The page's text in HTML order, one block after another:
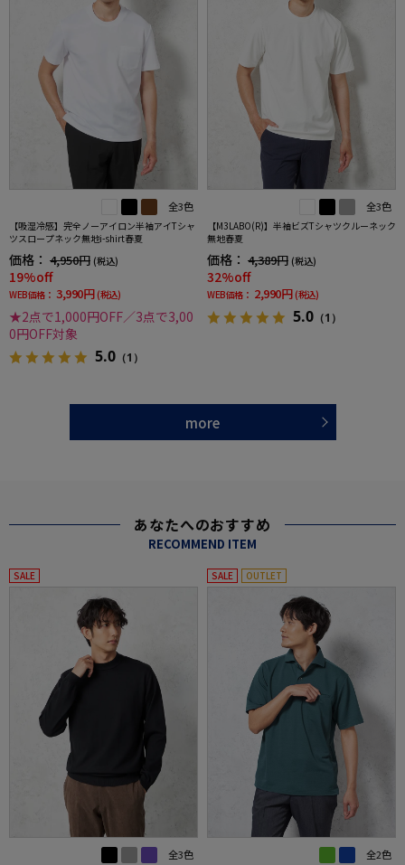
全3色
【吸湿冷感】完全ノーアイロン半袖アイTシャ
ツスロープネック無地i-shirt春夏
価格： 4,950円 (税込)
19%off
WEB価格： 3,990円 (税込)
★2点で1,000円OFF／3点で3,00
0円OFF対象
5.0 （1）
全3色
【M3LABO(R)】半袖ビズTシャツクルーネック
無地春夏
価格： 4,389円 (税込)
32%off
WEB価格： 2,990円 (税込)
5.0 （1）
more
あなたへのおすすめ
RECOMMEND ITEM
SALE
全3色
SALE OUTLET
全2色